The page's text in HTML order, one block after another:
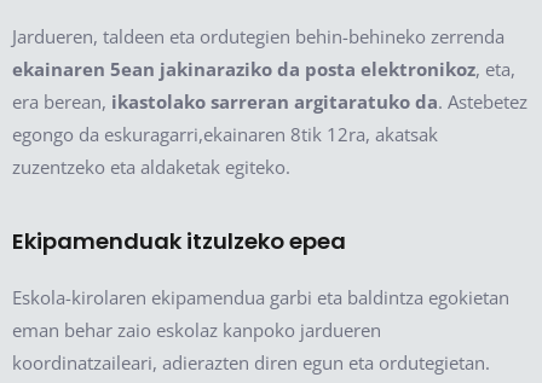
Jardueren, taldeen eta ordutegien behin-behineko zerrenda
ekainaren 5ean jakinaraziko da posta elektronikoz, eta,
era berean, ikastolako sarreran argitaratuko da. Astebetez
egongo da eskuragarri,ekainaren 8tik 12ra, akatsak
zuzentzeko eta aldaketak egiteko.
Ekipamenduak itzulzeko epea
Eskola-kirolaren ekipamendua garbi eta baldintza egokietan
eman behar zaio eskolaz kanpoko jardueren
koordinatzaileari, adierazten diren egun eta ordutegietan.